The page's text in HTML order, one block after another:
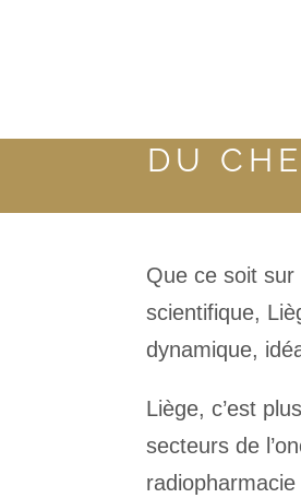
DU
Que ce soit sur
scientifique,
dynamique,
Liège, c’est
secteurs de